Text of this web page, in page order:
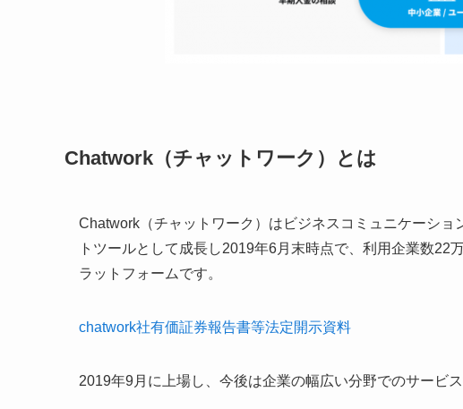
Chatwork（チャットワーク）とは
Chatwork（チャットワーク）はビジネスコミュニケーシ
トツールとして成長し2019年6月末時点で、利用企業数
ラットフォームです。
chatwork社有価証券報告書等法定開示資料
2019年9月に上場し、今後は企業の幅広い分野でのサービ